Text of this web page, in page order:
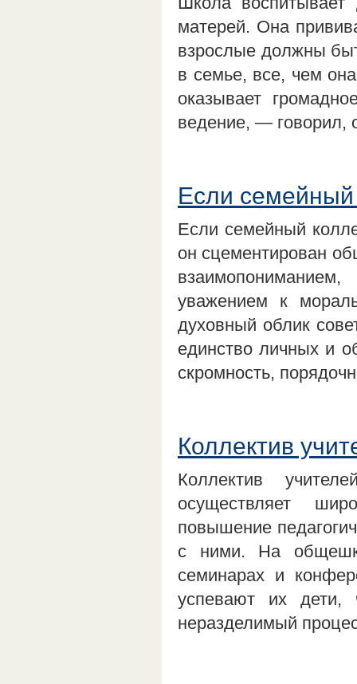
матерей. Она
взрослые должны
в семье, все, чем
оказывает
ведение, — говорил,
Если семейный
Если семейный
он сцементирован
уважением к
духовный облик
единство личных и
скромность,
Коллектив
Коллектив
осуществляет
повышение
с ними. На
семинарах и
успевают их
неразделимый